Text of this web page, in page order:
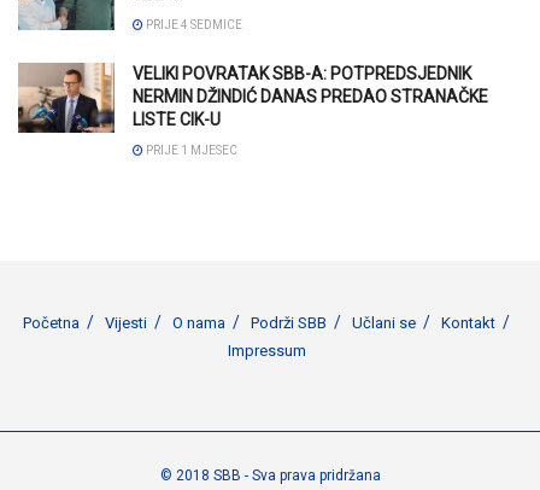
PRIJE 4 SEDMICE
VELIKI POVRATAK SBB-A: POTPREDSJEDNIK
NERMIN DŽINDIĆ DANAS PREDAO STRANAČKE
LISTE CIK-U
PRIJE 1 MJESEC
Početna Vijesti O nama Podrži SBB Učlani se
Kontakt
Impressum
© 2018 SBB - Sva prava pridržana